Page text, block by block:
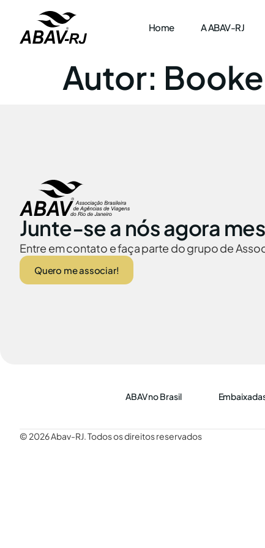
Home A ABAV-RJ
Autor:
Junte-se a nós agora
Entre em contato e faça parte do grupo de
Quero me associar!
ABAV no Brasil
© 2026 Abav-RJ. Todos os direitos reservados